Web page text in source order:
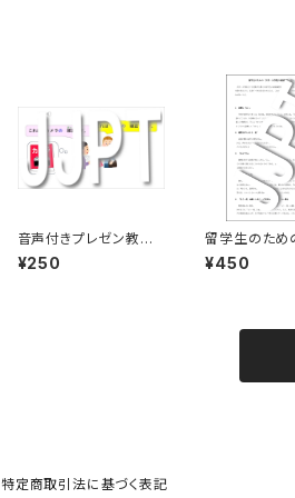
音声付きプレゼン教材
「みんなの日本語２課
～は何の～ですか」
¥250
留学生のための
大学院の面接
え方（話し方）
¥450
特定商取引法に基づく表記